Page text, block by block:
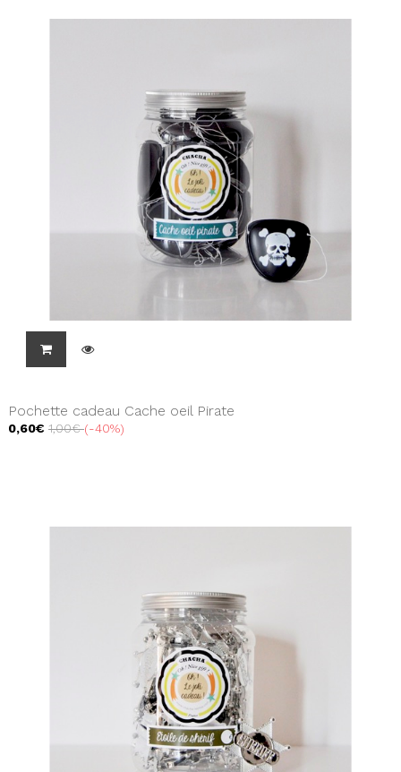
Pochette cadeau Cache oeil Pirate
0,60€ 1,00€ -40%